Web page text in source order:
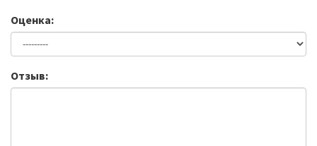
Оценка:
Отзыв: